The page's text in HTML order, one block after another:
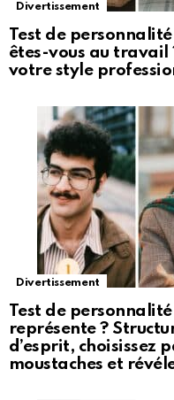
Divertissement
Test de
êtes-vous au travail
votre style
Divertissement
Test de
représente ?
d’esprit, choisissez
moustaches et